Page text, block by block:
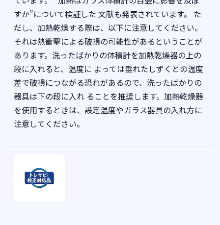
すか”について検証した 文献も発表されています。 た
だし、加熱乾燥する際は、以下に注意してください。
それは熱衝撃による破損の可能性があるということが
あります。洗ったばかりの体積計を加熱乾燥器の上の
段に入れると、温度に よっては垂れたしずくとの温度
差で破損につながる恐れがあるので、洗ったばかりの
器具は下の段に入れ ることを推奨します。加熱乾燥器
を使用するときは、設定温度やガラス器具の入れ方に
注意してください。